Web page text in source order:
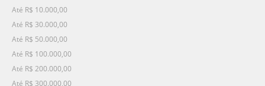
Até R$ 10.000,00
Até R$ 30.000,00
Até R$ 50.000,00
Até R$ 100.000,00
Até R$ 200.000,00
Até R$ 300.000,00